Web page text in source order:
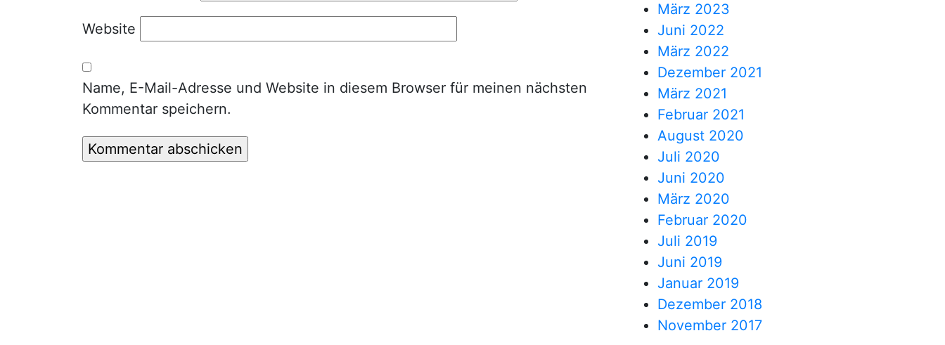
Website
Name, E-Mail-Adresse und Website in diesem Browser für meinen nächsten
Kommentar speichern.
März 2023
Juni 2022
März 2022
Dezember 2021
März 2021
Februar 2021
August 2020
Juli 2020
Juni 2020
März 2020
Februar 2020
Juli 2019
Juni 2019
Januar 2019
Dezember 2018
November 2017